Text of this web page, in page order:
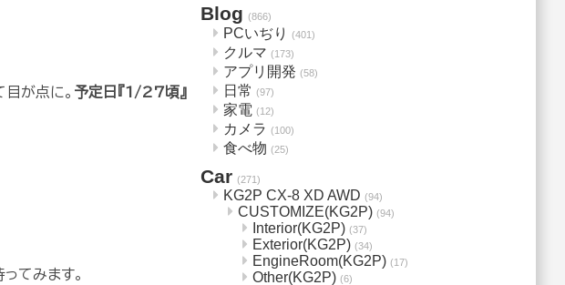
が点に。 予定日『1/27頃』
てみます。
Blog (866)
PCいぢり (401)
クルマ (173)
アプリ開発 (58)
日常 (97)
家電 (12)
カメラ (100)
食べ物 (25)
Car (271)
KG2P CX-8 XD AWD (94)
CUSTOMIZE(KG2P) (94)
Interior(KG2P) (37)
Exterior(KG2P) (34)
EngineRoom(KG2P) (17)
Other(KG2P) (6)